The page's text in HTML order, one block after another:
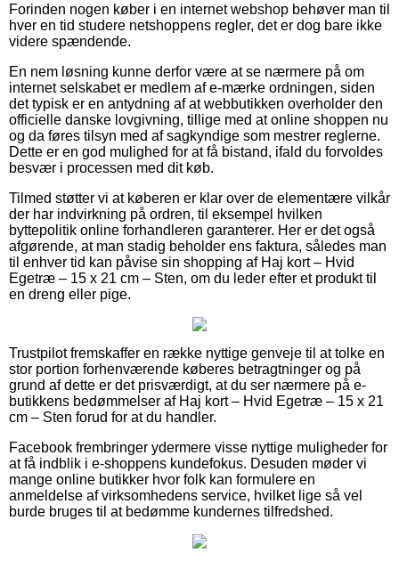
Forinden nogen køber i en internet webshop behøver man til
hver en tid studere netshoppens regler, det er dog bare ikke
videre spændende.
En nem løsning kunne derfor være at se nærmere på om
internet selskabet er medlem af e-mærke ordningen, siden
det typisk er en antydning af at webbutikken overholder den
officielle danske lovgivning, tillige med at online shoppen nu
og da føres tilsyn med af sagkyndige som mestrer reglerne.
Dette er en god mulighed for at få bistand, ifald du forvoldes
besvær i processen med dit køb.
Tilmed støtter vi at køberen er klar over de elementære vilkår
der har indvirkning på ordren, til eksempel hvilken
byttepolitik online forhandleren garanterer. Her er det også
afgørende, at man stadig beholder ens faktura, således man
til enhver tid kan påvise sin shopping af Haj kort – Hvid
Egetræ – 15 x 21 cm – Sten, om du leder efter et produkt til
en dreng eller pige.
Trustpilot fremskaffer en række nyttige genveje til at tolke en
stor portion forhenværende køberes betragtninger og på
grund af dette er det prisværdigt, at du ser nærmere på e-
butikkens bedømmelser af Haj kort – Hvid Egetræ – 15 x 21
cm – Sten forud for at du handler.
Facebook frembringer ydermere visse nyttige muligheder for
at få indblik i e-shoppens kundefokus. Desuden møder vi
mange online butikker hvor folk kan formulere en
anmeldelse af virksomhedens service, hvilket lige så vel
burde bruges til at bedømme kundernes tilfredshed.